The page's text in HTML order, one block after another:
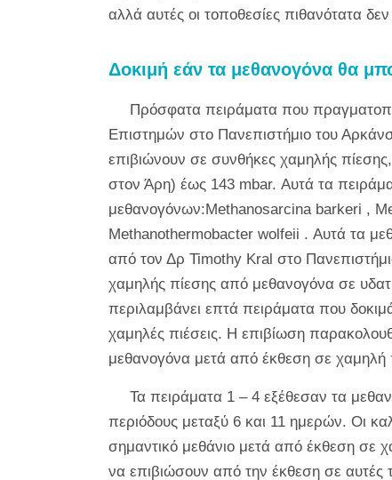
αλλά αυτές οι τοποθεσίες πιθανότατα
Δοκιμή εάν τα μεθανογόνα θα
Πρόσφατα πειράματα που
Επιστημών στο Πανεπιστήμιο του
επιβιώνουν σε συνθήκες χαμηλής
στον Άρη) έως 143 mbar. Αυτά τα
μεθανογόνων:Methanosarcina barkeri ,
Methanothermobacter wolfeii . Αυτά τα
από τον Δρ Timothy Kral στο
χαμηλής πίεσης από μεθανογόνα σε
περιλαμβάνει επτά πειράματα που
χαμηλές πιέσεις. Η επιβίωση
μεθανογόνα μετά από έκθεση σε χαμηλή
Τα πειράματα 1 – 4 εξέθεσαν τα
περιόδους μεταξύ 6 και 11 ημερών. Οι
σημαντικό μεθάνιο μετά από έκθεση σε
να επιβιώσουν από την έκθεση σε αυτές